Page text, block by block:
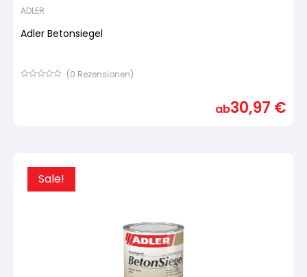
ADLER
Adler Betonsiegel
(0 Rezensionen)
ab30,97 €
Sale!